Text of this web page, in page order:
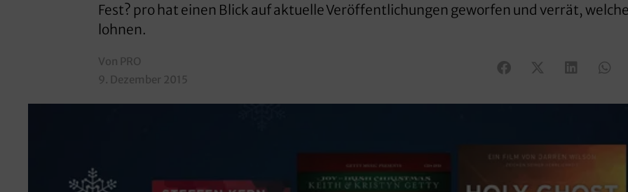
Fest? pro hat einen Blick auf aktuelle Veröffentlichungen geworfen und verrät,
lohnen.
Von PRO
9. Dezember 2015